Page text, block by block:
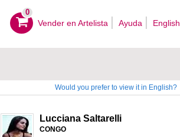
0
Vender en Artelista Ayuda English
Would you prefer to view it in English?
Lucciana Saltarelli
CONGO